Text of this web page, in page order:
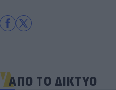
ΑΠΟ ΤΟ ΔΙΚΤΥΟ